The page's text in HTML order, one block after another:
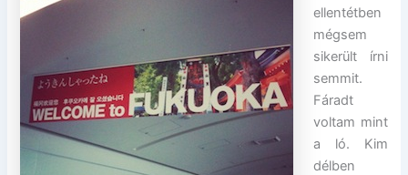
ellentétben
mégsem
sikerült írni
semmit.
Fáradt
voltam mint
a ló. Kim
délben